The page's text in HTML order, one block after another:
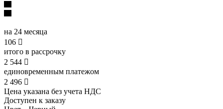
на 24 месяца
106 
итого в рассрочку
2 544 
единовременным платежом
2 496 
Цена указана без учета НДС
Доступен к заказу